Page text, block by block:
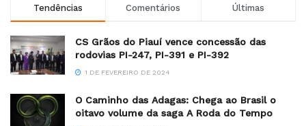
Tendências Comentários Últimas
CS Grãos do Piauí vence concessão das
rodovias PI-247, PI-391 e PI-392
1 DE FEVEREIRO DE 2024
O Caminho das Adagas: Chega ao Brasil o
oitavo volume da saga A Roda do Tempo